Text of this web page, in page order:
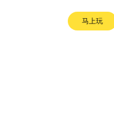
马上玩